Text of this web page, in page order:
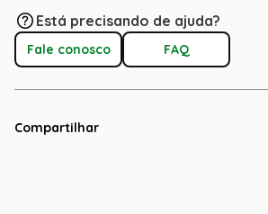
Está precisando de ajuda?
Fale conosco FAQ
Compartilhar